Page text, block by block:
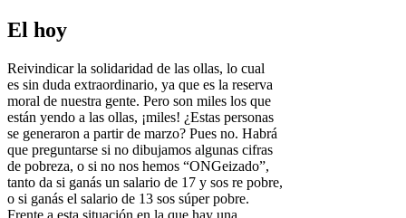
El hoy
Reivindicar la solidaridad de las ollas, lo cual
es sin duda extraordinario, ya que es la reserva
moral de nuestra gente. Pero son miles los que
están yendo a las ollas, ¡miles! ¿Estas personas
se generaron a partir de marzo? Pues no. Habrá
que preguntarse si no dibujamos algunas cifras
de pobreza, o si no nos hemos “ONGeizado”,
tanto da si ganás un salario de 17 y sos re pobre,
o si ganás el salario de 13 sos súper pobre.
Frente a esta situación en la que hay una